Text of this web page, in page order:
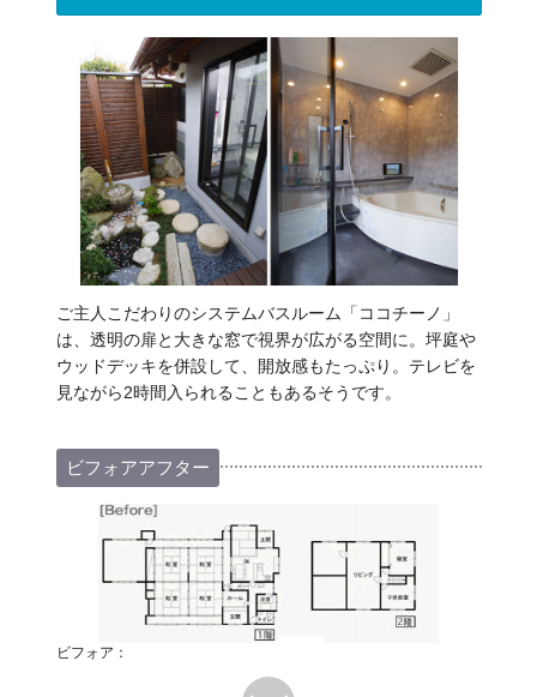
ご主人こだわりのシステムバスルーム「ココチーノ」
は、透明の扉と大きな窓で視界が広がる空間に。坪庭や
ウッドデッキを併設して、開放感もたっぷり。テレビを
見ながら2時間入られることもあるそうです。
ビフォアアフター
ビフォア：